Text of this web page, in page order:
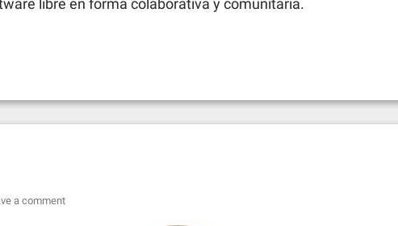
libre en forma colaborativa y comunitaria.
a comment